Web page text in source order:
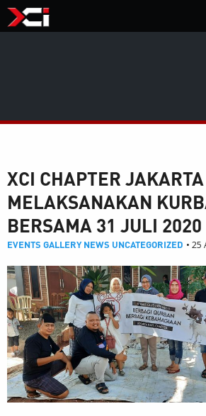
XCI CHAPTER JAKARTA
MELAKSANAKAN
BERSAMA 31 JULI 2020
EVENTS GALLERY NEWS UNCATEGORIZED • 25